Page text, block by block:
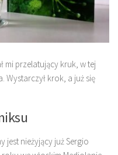
mi przelatujący kruk, w tej
Wystarczył krok, a już się
jest nieżyjący już Sergio